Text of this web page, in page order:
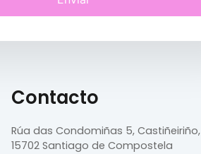
Contacto
Rúa das Condomiñas 5, Castiñeiriño,
15702 Santiago de Compostela